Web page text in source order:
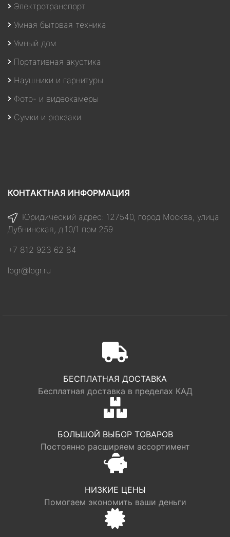
Электротранспорт
Умная бытовая техника
Умный дом
Портативная акустика
Наушники и гарнитуры
Фото- и видеокамеры
Сумки и рюкзаки
КОНТАКТНАЯ ИНФОРМАЦИЯ
Юридический адрес: 127540, город Москва, улица
Дубнинская, д.10/1 пом.259
+7 812 923 62 84
logr@logr.ru
БЕСПЛАТНАЯ ДОСТАВКА
Бесплатная доставка в пределах КАД
БОЛЬШОЙ ВЫБОР ТОВАРОВ
Постоянно расширяем ассортимент
НИЗКИЕ ЦЕНЫ
Помогаем экономить ваши деньги